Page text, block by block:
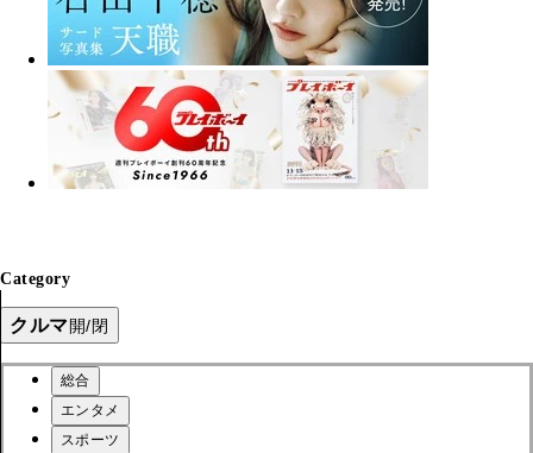
Category
クルマ開/閉
総合
エンタメ
スポーツ